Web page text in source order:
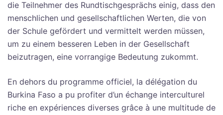
die Teilnehmer des Rundtischgesprächs einig, dass den
menschlichen und gesellschaftlichen Werten, die von
der Schule gefördert und vermittelt werden müssen,
um zu einem besseren Leben in der Gesellschaft
beizutragen, eine vorrangige Bedeutung zukommt.
En dehors du programme officiel, la délégation du
Burkina Faso a pu profiter d’un échange interculturel
riche en expériences diverses grâce à une multitude de